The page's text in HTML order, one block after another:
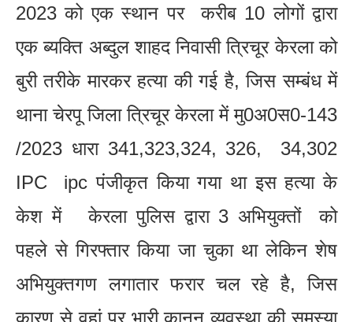
2023 को एक स्थान पर करीब 10 लोगों द्वारा
एक ब्यक्ति अब्दुल शाहद निवासी त्रिचूर केरला को
बुरी तरीके मारकर हत्या की गई है, जिस सम्बंध में
थाना चेरपू जिला त्रिचूर केरला में मु0अ0स0-143
/2023 धारा 341,323,324, 326, 34,302
IPC ipc पंजीकृत किया गया था इस हत्या के
केश में केरला पुलिस द्वारा 3 अभियुक्तों को
पहले से गिरफ्तार किया जा चुका था लेकिन शेष
अभियुक्तगण लगातार फरार चल रहे है, जिस
कारण से वहां पर भारी कानून व्यवस्था की समस्या